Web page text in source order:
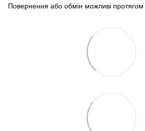
Повернення або обмін можливі протягом